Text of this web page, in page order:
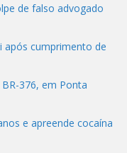
de falso advogado
após cumprimento de
376, em Ponta
e apreende cocaína